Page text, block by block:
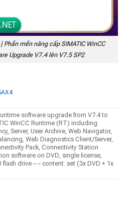
Phần mền nâng cấp SIMATIC WinCC
Upgrade V7.4 lên V7.5 SP2
software upgrade from V7.4 to
WinCC Runtime (RT) including
Server, User Archive, Web Navigator,
Web Diagnostics Client/Server,
Pack, Connectivity Station
software on DVD, single license,
flash drive – – content: set (3x DVD + 1x